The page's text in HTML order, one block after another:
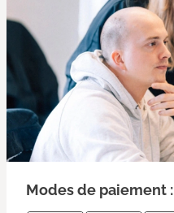
Modes de paiement :